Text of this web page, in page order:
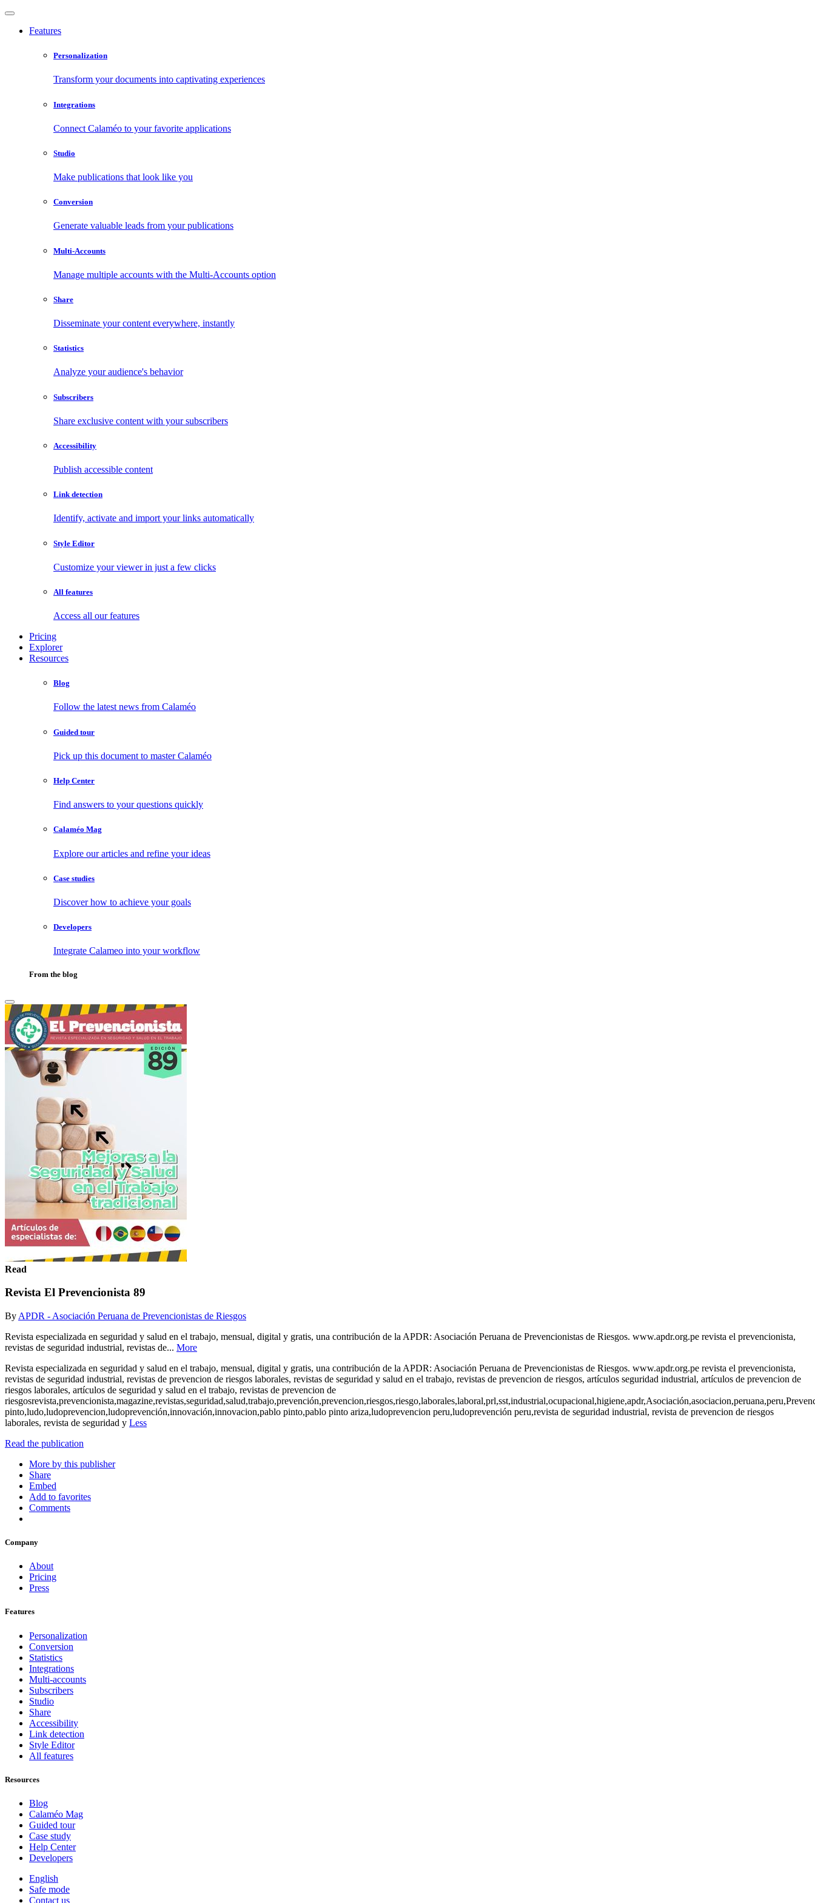
Features
Personalization
Transform your documents into captivating experiences
Integrations
Connect Calaméo to your favorite applications
Studio
Make publications that look like you
Conversion
Generate valuable leads from your publications
Multi-Accounts
Manage multiple accounts with the Multi-Accounts option
Share
Disseminate your content everywhere, instantly
Statistics
Analyze your audience's behavior
Subscribers
Share exclusive content with your subscribers
Accessibility
Publish accessible content
Link detection
Identify, activate and import your links automatically
Style Editor
Customize your viewer in just a few clicks
All features
Access all our features
Pricing
Explorer
Resources
Blog
Follow the latest news from Calaméo
Guided tour
Pick up this document to master Calaméo
Help Center
Find answers to your questions quickly
Calaméo Mag
Explore our articles and refine your ideas
Case studies
Discover how to achieve your goals
Developers
Integrate Calameo into your workflow
From the blog
Read
Revista El Prevencionista 89
By APDR - Asociación Peruana de Prevencionistas de Riesgos
Revista especializada en seguridad y salud en el trabajo, mensual, digital y gratis, una contribución de la APDR: Asociación Peruana de Prevencionistas de Riesgos. www.apdr.org.pe revista el prevencionista,
revistas de seguridad industrial, revistas de... More
Revista especializada en seguridad y salud en el trabajo, mensual, digital y gratis, una contribución de la APDR: Asociación Peruana de Prevencionistas de Riesgos. www.apdr.org.pe revista el prevencionista,
revistas de seguridad industrial, revistas de prevencion de riesgos laborales, revistas de seguridad y salud en el trabajo, revistas de prevencion de riesgos, artículos seguridad industrial, artículos de prevencion de
riesgos laborales, artículos de seguridad y salud en el trabajo, revistas de prevencion de
pinto,ludo,ludoprevencion,ludoprevención,innovación,innovacion,pablo pinto,pablo pinto ariza,ludoprevencion peru,ludoprevención peru,revista de seguridad industrial, revista de prevencion de riesgos
laborales, revista de seguridad y Less
Read the publication
More by this publisher
Share
Embed
Add to favorites
Comments
Company
About
Pricing
Press
Features
Personalization
Conversion
Statistics
Integrations
Multi-accounts
Subscribers
Studio
Share
Accessibility
Link detection
Style Editor
All features
Resources
Blog
Calaméo Mag
Guided tour
Case study
Help Center
Developers
English
Safe mode
Contact us